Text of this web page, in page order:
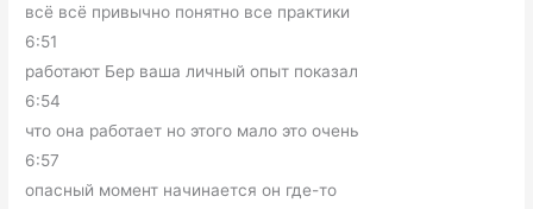
всё всё привычно понятно все практики
6:51
работают Бер ваша личный опыт показал
6:54
что она работает но этого мало это очень
6:57
опасный момент начинается он где-то